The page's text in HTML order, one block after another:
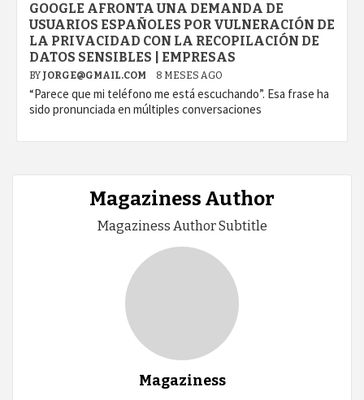
GOOGLE AFRONTA UNA DEMANDA DE
USUARIOS ESPAÑOLES POR VULNERACIÓN DE
LA PRIVACIDAD CON LA RECOPILACIÓN DE
DATOS SENSIBLES | EMPRESAS
BY JORGE@GMAIL.COM 8 MESES AGO
“Parece que mi teléfono me está escuchando”. Esa frase ha
sido pronunciada en múltiples conversaciones
Magaziness Author
Magaziness Author Subtitle
Magaziness